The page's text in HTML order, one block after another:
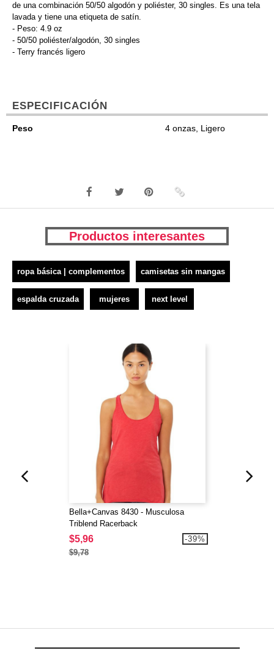
de una combinación 50/50 algodón y poliéster, 30 singles. Es una tela
lavada y tiene una etiqueta de satín.
- Peso: 4.9 oz
- 50/50 poliéster/algodón, 30 singles
- Terry francés ligero
ESPECIFICACIÓN
Peso 4 onzas, Ligero
Productos interesantes
ropa básica | complementos camisetas sin mangas
espalda cruzada mujeres next level
Bella+Canvas 8430 - Musculosa
Triblend Racerback
$5,96
$9,78
-39%